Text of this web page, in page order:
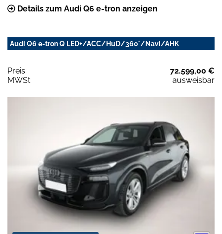
Details zum Audi Q6 e-tron anzeigen
Audi Q6 e-tron Q LED+/ACC/HuD/360°/Navi/AHK
Preis:
72.599,00 €
MWSt:
ausweisbar